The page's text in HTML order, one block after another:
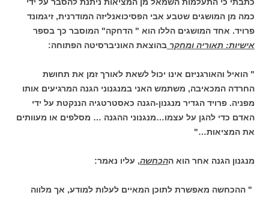
כמה מן המושגים שטבע אבי הפסיכואנליזה המודרנית, זיגמונד
פרויד. אחד המושגים הללו הוא " הדחקה" המוסבר כך בספר
אישיות: תאוריה ומחקר בהוצאת האוניברסיטה הפתוחה:
" הואיל והאורגניזם אינו יכול לשאת לאורך זמן את תחושת
החרדה המכאיבה, משתמש האני במנגנוני הגנה המרגיעים אותו
מפניה. פרויד הגדיר מנגנון-הגנה כאסטרטגיה הננקטת על ידי
האדם כדי להגן על עצמו…מנגנוני ההגנה … מסלפים או מעוותים
את המציאות…"
מנגנון הגנה אחר הוא ההכחשה, עליו נאמר:
" ההכחשה מאפשרת לתוכן המאיים לעלות למודע, אך מלווה